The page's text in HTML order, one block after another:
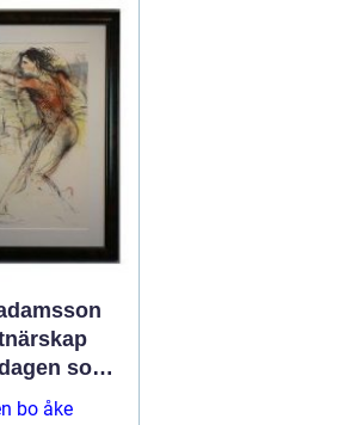
portretter
til
og
av
bedrifter,
som
bo åke